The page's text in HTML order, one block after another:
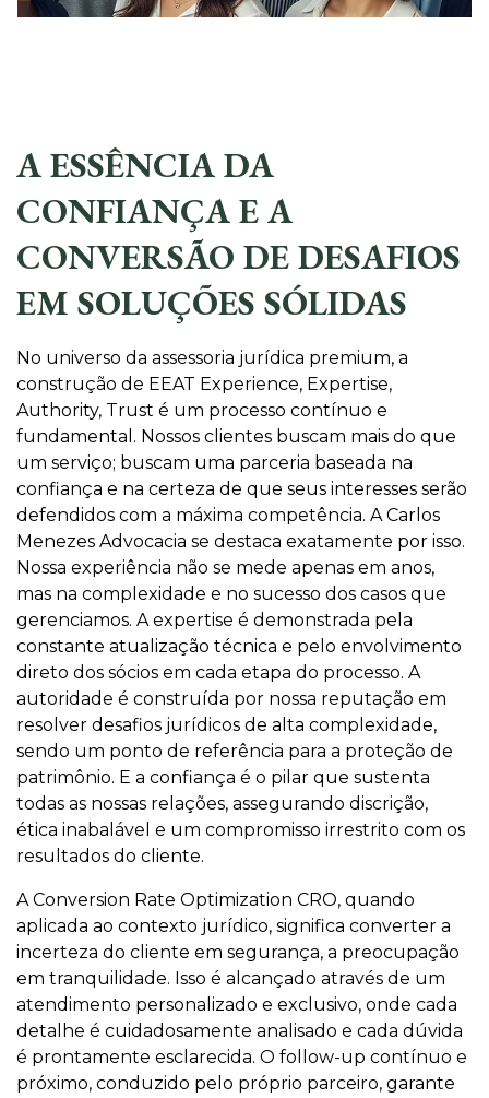
A ESSÊNCIA DA
CONFIANÇA E A
CONVERSÃO DE DESAFIOS
EM SOLUÇÕES SÓLIDAS
No universo da assessoria jurídica premium, a
construção de EEAT Experience, Expertise,
Authority, Trust é um processo contínuo e
fundamental. Nossos clientes buscam mais do que
um serviço; buscam uma parceria baseada na
confiança e na certeza de que seus interesses serão
defendidos com a máxima competência. A Carlos
Menezes Advocacia se destaca exatamente por isso.
Nossa experiência não se mede apenas em anos,
mas na complexidade e no sucesso dos casos que
gerenciamos. A expertise é demonstrada pela
constante atualização técnica e pelo envolvimento
direto dos sócios em cada etapa do processo. A
autoridade é construída por nossa reputação em
resolver desafios jurídicos de alta complexidade,
sendo um ponto de referência para a proteção de
patrimônio. E a confiança é o pilar que sustenta
todas as nossas relações, assegurando discrição,
ética inabalável e um compromisso irrestrito com os
resultados do cliente.
A Conversion Rate Optimization CRO, quando
aplicada ao contexto jurídico, significa converter a
incerteza do cliente em segurança, a preocupação
em tranquilidade. Isso é alcançado através de um
atendimento personalizado e exclusivo, onde cada
detalhe é cuidadosamente analisado e cada dúvida
é prontamente esclarecida. O follow-up contínuo e
próximo, conduzido pelo próprio parceiro, garante